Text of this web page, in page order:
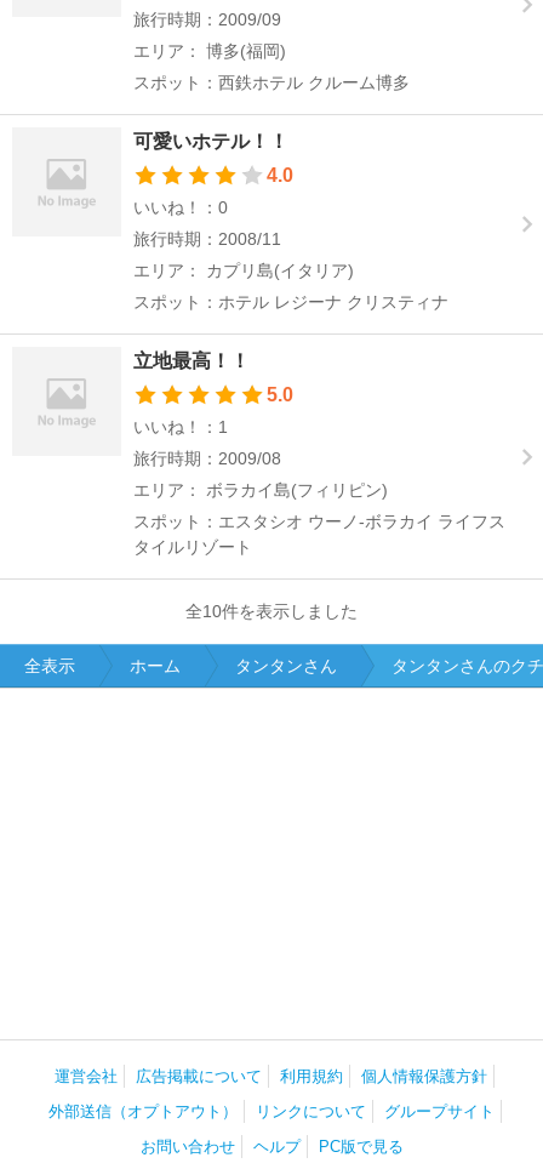
旅行時期：2009/09
エリア： 博多(福岡)
スポット：西鉄ホテル クルーム博多
可愛いホテル！！
4.0
いいね！：0
旅行時期：2008/11
エリア： カプリ島(イタリア)
スポット：ホテル レジーナ クリスティナ
立地最高！！
5.0
いいね！：1
旅行時期：2009/08
エリア： ボラカイ島(フィリピン)
スポット：エスタシオ ウーノ-ボラカイ ライフス
タイルリゾート
全10件を表示しました
全表示 ホーム タンタンさん タンタンさんのク
運営会社 広告掲載について 利用規約
個人情報保護方針
外部送信（オプトアウト）
リンクについて
グループサイト
お問い合わせ
ヘルプ PC版で見る